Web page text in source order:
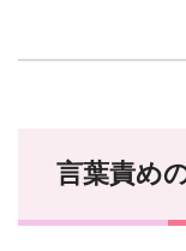
言葉責め